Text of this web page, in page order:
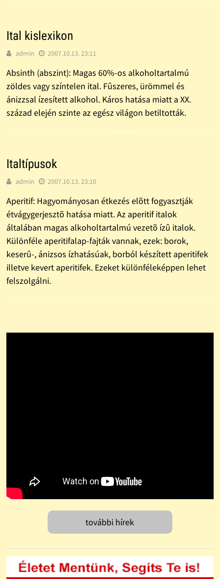
Ital kislexikon
admin 2007.10.13. 23:11
Absinth (abszint): Magas 60%-os alkoholtartalmú
zöldes vagy színtelen ital. Fûszeres, ürömmel és
ánizzsal ízesített alkohol. Káros hatása miatt a XX.
század elején szinte az egész világon betiltották.
Italtípusok
admin 2007.10.13. 23:10
Aperitif: Hagyományosan étkezés elõtt fogyasztják
étvágygerjesztõ hatása miatt. Az aperitif italok
általában magas alkoholtartalmú vezetõ ízû italok.
Különféle aperitifalap-fajták vannak, ezek: borok,
keserû-, ánizsos ízhatásúak, borból készített aperitifek
illetve kevert aperitifek. Ezeket különféleképpen lehet
felszolgálni.
további hírek